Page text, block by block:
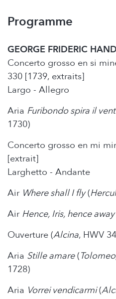
Programme
GEORGE FRIDERIC
Concerto grosso en si
330 [1739, extraits]
Largo - Allegro
Aria Furibondo spira il
1730)
Concerto grosso en mi
[extrait]
Larghetto - Andante
Air Where shall I fly(
Air Hence, Iris, hence away
Ouverture (Alcina, HWV
Aria Stille amare(
1728)
Aria Vorrei vendicarmi(